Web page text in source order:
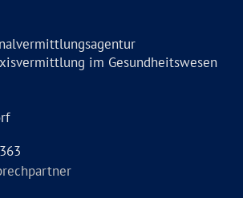
im Gesundheitswesen